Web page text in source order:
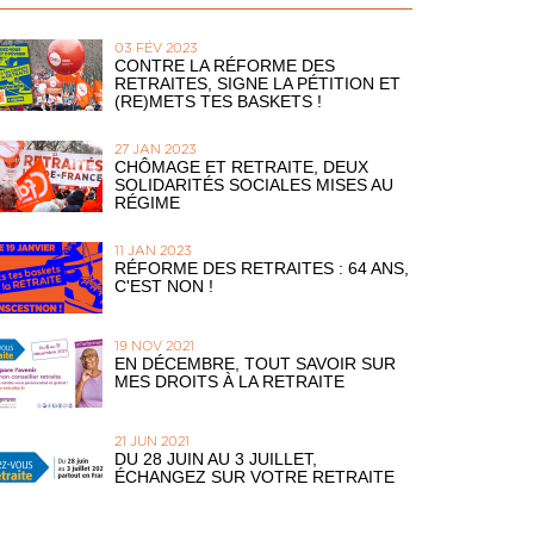
03 FÉV 2023
CONTRE LA RÉFORME DES
RETRAITES, SIGNE LA PÉTITION ET
(RE)METS TES BASKETS !
27 JAN 2023
CHÔMAGE ET RETRAITE, DEUX
SOLIDARITÉS SOCIALES MISES AU
RÉGIME
11 JAN 2023
RÉFORME DES RETRAITES : 64 ANS,
C'EST NON !
19 NOV 2021
EN DÉCEMBRE, TOUT SAVOIR SUR
MES DROITS À LA RETRAITE
21 JUN 2021
DU 28 JUIN AU 3 JUILLET,
ÉCHANGEZ SUR VOTRE RETRAITE